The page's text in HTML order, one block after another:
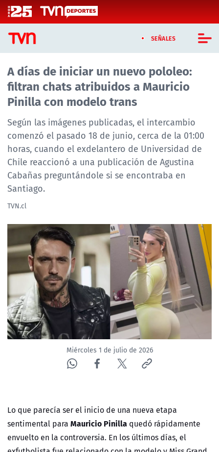
Click acá para ir directamente al contenido
SEÑALES
CASTING MASTERCHEF CHILE
CASTING TVN VERTICAL
TVN VERTICAL
TVN PLAY
PROGRAMAS
TELESERIES
NTV
ACTUALIDAD Y TENDENCIAS
CORPORATIVO Y TRANSPARENCIA
CANAL DE DENUNCIAS
ÁREA DE PROYECTOS
A días de iniciar un nuevo pololeo:
filtran chats atribuidos a Mauricio
Pinilla con modelo trans
Según las imágenes publicadas, el intercambio
comenzó el pasado 18 de junio, cerca de la 01:00
horas, cuando el exdelantero de Universidad de
Chile reaccionó a una publicación de Agustina
Cabañas preguntándole si se encontraba en
Santiago.
TVN.cl
Miércoles 1 de julio de 2026
Lo que parecía ser el inicio de una nueva etapa
sentimental para Mauricio Pinilla quedó rápidamente
envuelto en la controversia. En los últimos días, el